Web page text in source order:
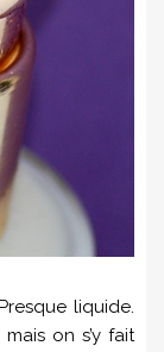
liquide.
on s’y fait